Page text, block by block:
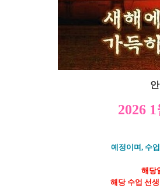
2026
예정이며, 수
해당
해당 수업 선